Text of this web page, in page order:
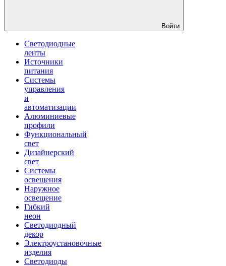
Войти
Светодиодные
ленты
Источники
питания
Системы
управления
и
автоматизации
Алюминиевые
профили
Функциональный
свет
Дизайнерский
свет
Системы
освещения
Наружное
освещение
Гибкий
неон
Светодиодный
декор
Электроустановочные
изделия
Светодиоды